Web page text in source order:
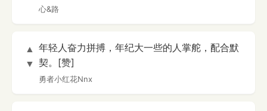
心&路
▲
▼
年轻人奋力拼搏，年纪大一些的人掌舵，配合默
契。[赞]
勇者小红花Nnx